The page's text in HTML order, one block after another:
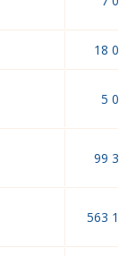
18
5
99
563